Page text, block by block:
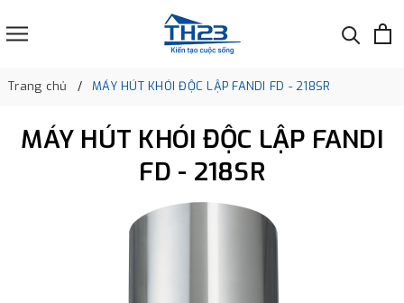
Trang chủ MÁY HÚT KHÓI ĐỘC LẬP FANDI FD - 218SR
MÁY HÚT KHÓI ĐỘC LẬP FANDI
FD - 218SR